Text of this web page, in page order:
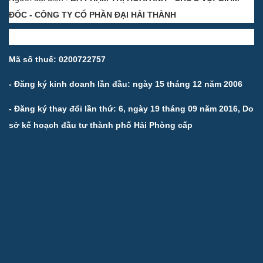
ĐỐC - CÔNG TY CỔ PHẦN ĐẠI HẢI THÀNH
Mã số thuế: 0200722757
- Đăng ký kinh doanh lần đầu: ngày 15 tháng 12 năm 2006
- Đăng ký thay đổi lần thứ: 6, ngày 19 tháng 09 năm 2016, Do
sở kế hoạch đầu tư thành phố Hải Phòng cấp